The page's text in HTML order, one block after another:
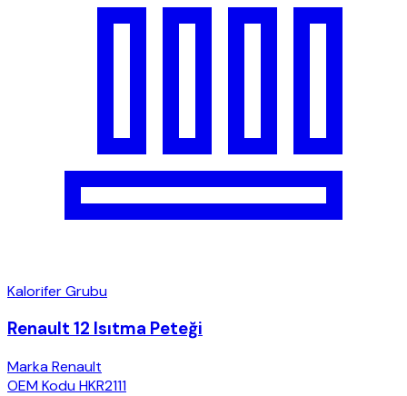
Kalorifer Grubu
Renault 12 Isıtma Peteği
MarkaRenault
OEM KoduHKR2111